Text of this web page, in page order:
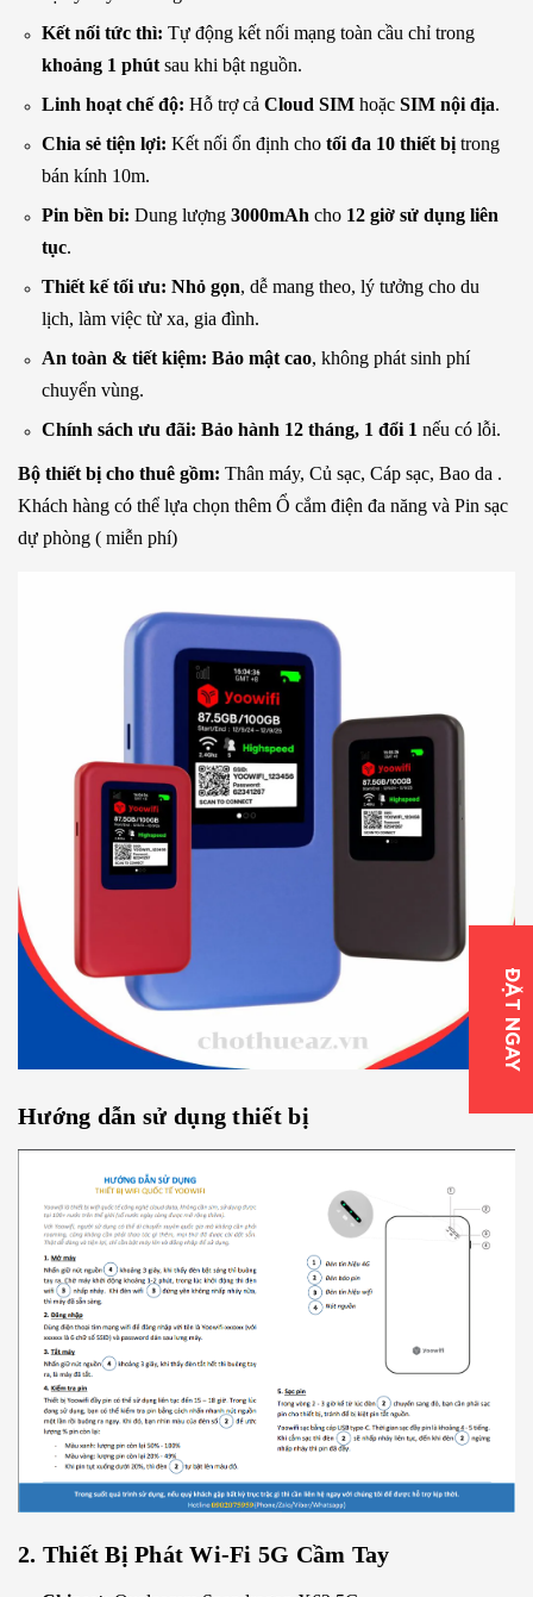
Kết nối tức thì: Tự động kết nối mạng toàn cầu chỉ trong
khoảng 1 phút sau khi bật nguồn.
Linh hoạt chế độ: Hỗ trợ cả Cloud SIM hoặc SIM nội địa.
Chia sẻ tiện lợi: Kết nối ổn định cho tối đa 10 thiết bị trong
bán kính 10m.
Pin bền bỉ: Dung lượng 3000mAh cho 12 giờ sử dụng liên
tục.
Thiết kế tối ưu: Nhỏ gọn, dễ mang theo, lý tưởng cho du
lịch, làm việc từ xa, gia đình.
An toàn & tiết kiệm: Bảo mật cao, không phát sinh phí
chuyển vùng.
Chính sách ưu đãi: Bảo hành 12 tháng, 1 đổi 1 nếu có lỗi.
Bộ thiết bị cho thuê gồm: Thân máy, Củ sạc, Cáp sạc, Bao da .
Khách hàng có thể lựa chọn thêm Ổ cắm điện đa năng và Pin sạc
dự phòng ( miễn phí)
Hướng dẫn sử dụng thiết bị
2. Thiết Bị Phát Wi-Fi 5G Cầm Tay
ĐẶT NGAY